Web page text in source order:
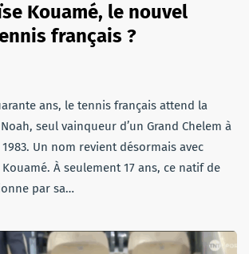
Kouamé, le nouvel
français ?
ans, le tennis français attend la
seul vainqueur d’un Grand Chelem à
Un nom revient désormais avec
À seulement 17 ans, ce natif de
par sa…